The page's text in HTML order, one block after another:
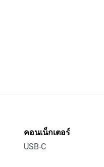
คอนเน็กเตอร์
USB-C